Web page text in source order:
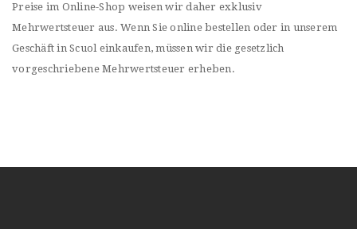
Preise im Online-Shop weisen wir daher exklusiv
Mehrwertsteuer aus. Wenn Sie online bestellen oder in unserem
Geschäft in Scuol einkaufen, müssen wir die gesetzlich
vorgeschriebene Mehrwertsteuer erheben.